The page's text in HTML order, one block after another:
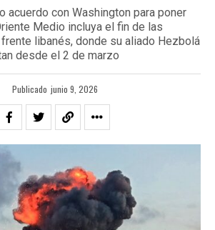
acuerdo con Washington para poner
Medio incluya el fin de las
libanés, donde su aliado Hezbolá
desde el 2 de marzo
Publicado junio 9, 2026